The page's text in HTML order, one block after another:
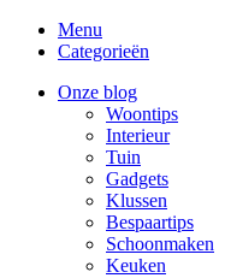
Menu
Categorieën
Onze blog
Woontips
Interieur
Tuin
Gadgets
Klussen
Bespaartips
Schoonmaken
Keuken